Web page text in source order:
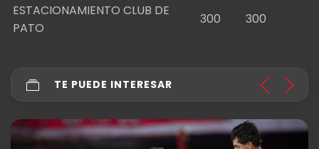
ESTACIONAMIENTO CLUB DE
PATO
300 300
TE PUEDE INTERESAR